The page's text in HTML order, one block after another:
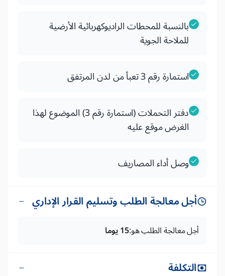
بالنسبة للمحطات الراديوكهربائية الأرضية
للملاحة الجوية
استمارة رقم 3 تعبأ من لدن المرتفق
دفتر التحملات (استمارة رقم 3) الموضوع لهذا
الغرض موقع عليه
وصل أداء المصاريف
أجل معالجة الطلب وتسليم القرار الإداري
أجل معالجة الطلب هو:15 يوما
التكلفة